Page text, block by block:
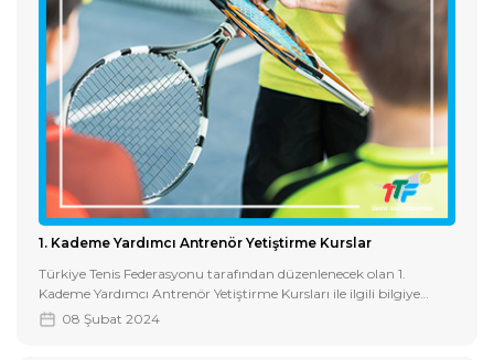
1. Kademe Yardımcı Antrenör Yetiştirme Kurslar
Türkiye Tenis Federasyonu tarafından düzenlenecek olan 1.
Kademe Yardımcı Antrenör Yetiştirme Kursları ile ilgili bilgiye
aşağıdaki dosyadan erişebilirsiniz.
08 Şubat 2024